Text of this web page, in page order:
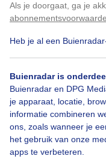
Als je doorgaat, ga je
Heb je al een
Buienradar is
Buienradar en DPG
je apparaat, locatie,
informatie combineren
ons, zoals wanneer je
het gebruik van onze
apps te verbeteren.
Door: Simone Genna
Bekijk slideshow
Klik hier